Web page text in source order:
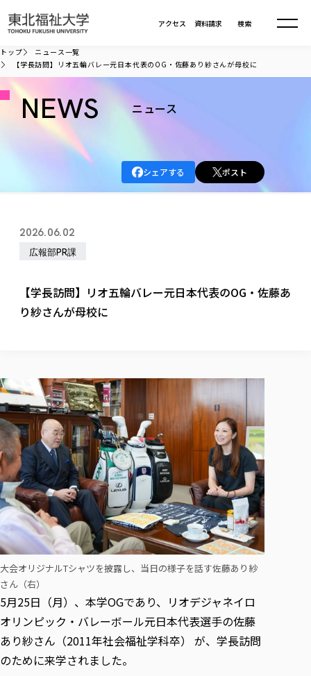
資料請求
アクセス 検索
大学について
建学の精神・教育の理念
学長室の窓
各種方針
大学の歩み
学則
校歌の歴史
関連法人
教職員募集
役員・評議員一覧
キャンパス案内
大学の取り組み
大学の取り組み
社会連携・研究
カリキュラム編成ガイドライン
研究活動における不正行為の防止等に関する対応
大学広報誌「TFU Newsletter 東北福祉大学通信」
初年次教育（リエゾンゼミⅠ）について
リエゾンゼミ・ナビ（テキスト等）
お役立ち情報（リンク集）
放射線モニタリング測定結果（国見キャンパス）
情報公開
寄附行為
事業計画／財務・事業報告
大学評価
IR情報
学校教育法施行規則第172条の2に基づく情報公開
教職課程における情報の公表
学部・学科等設置計画履行状況報告書
情報公開規程
学部・大学院
学部・大学院TOP
総合福祉学部
社会福祉学科
福祉行政学科
共生まちづくり学部
共生まちづくり学科
教育学部
健康科学部
リハビリテーション学科
医療経営管理学科
情報福祉マネジメント学科
仏教専修科
大学院
大学院
総合福祉学研究科 社会福祉学専攻 修士課程
総合福祉学研究科 社会福祉学専攻 博士課程
総合福祉学研究科 福祉心理学専攻 修士課程
教育学研究科 教育学専攻 修士課程
通信教育部
通信教育部
通信制大学院 総合福祉学研究科 社会福祉学専攻 修士課程
通信制大学院 総合福祉学研究科 福祉心理学専攻 修士課程
カリキュラム（学部・大学院）
その他の就学機会
学びの特徴
学びの特徴
ICT教育
教員紹介・業績
入学試験
デジタルパンフ
就職状況
東北福祉大学のキャリアサポート
進路・就職支援
東北福祉大学のキャリア教育
採用ご担当者様へ
採用ご担当者様へ
センター長の挨拶
求人の受付について
単独学内説明会のご案内
在学生の方
在学生の方
資格取得報奨制度について
東北福祉大学求人・インターンシップ検索サイト（キャリタス
卒業生の方
卒業生の方
卒業後のキャリア支援体制
在学生による訪問、情報提供へのご協力のお願い
卒業生アンケート
よくあるご質問
東北福祉大学のDNA
在学生インタビュー
課外活動
課外活動 TOP
文化会・文化系サークル紹介
大学指定団体紹介
国際交流
交換留学生 Exchange students
海外留学・研修
外国人在学生
Prospective Students
学生支援センター国際交流の活動
スタッフ紹介
ニュース一覧
社会連携・研究 TOP
東北福祉大学の研究活動
東北福祉大学の研究活動
東北福祉大学の研究紹介
共同研究等をご検討の皆様へ
東北福祉大学の紀要・リポジトリ
東北福祉大学の紀要・リポジトリ
研究紀要
教職研究
東北福祉大学教育・教職センター特別支援教育研究年報一覧
芹沢銈介美術工芸館年報
東北福祉大学機関リポジトリ
東北福祉大学オープンアクセス方針
産学・産学官連携
産学・産学官連携
「高齢者のフレイル予防及びデジタルデバイド解消に向けた
高齢者施設特化型モジュラー車いす開発
学生参加 × 産学官連携 ～ 「行学一如」の実践
社会貢献・地域連携活動
社会貢献・地域連携活動
社会貢献への取り組み
社会貢献・地域連携活動報告書
各種社会貢献活動の窓口
伝承講座「311『伝える／備える』次世代塾」
JICA草の根技術協力事業
生涯学習・社会人講座
自治体・団体等との主な協定
自治体・団体等との主な協定
研究所について
生涯教育・キャリア教育
生涯教育・キャリア教育TOP
生涯学習・社会人講座
月例TFU実学臨床研究セミナー
特別支援教育研究室
TFU教育フォーラム
関連法人
取材について
施設利用
同窓会
学内ポータルシステム
Universal Passport
トップ
ニュース一覧
【学長訪問】リオ五輪バレー元日本代表のOG・佐藤あり紗さんが母校に
NEWS ニュース
シェアする ポスト
2026.06.02
広報部PR課
【学長訪問】リオ五輪バレー元日本代表のOG・佐藤あ
り紗さんが母校に
大会オリジナルTシャツを披露し、当日の様子を話す佐藤あり紗
さん（右）
5月25日（月）、本学OGであり、リオデジャネイロ
オリンピック・バレーボール元日本代表選手の佐藤
あり紗さん（2011年社会福祉学科卒） が、学長訪問
のために来学されました。